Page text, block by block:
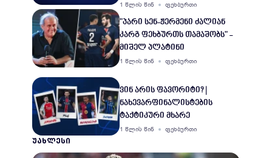
1 წლის წინ ფეხბურთი
"პარი სენ-ჟერმენი ძალიან
კარგ ფეხბურთს თამაშობს" -
მიშელ პლატინი
1 წლის წინ ფეხბურთი
ვინ არის ფავორიტი? |
ნახევარფინალისტების
ტაქტიკური მხარე
1 წლის წინ ფეხბურთი
ᲣᲐᲮᲚᲔᲡᲘ